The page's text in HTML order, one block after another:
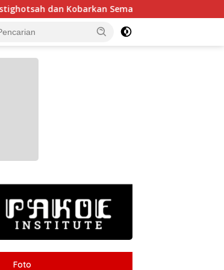
Kobarkan Semangat Nasionalisme Siswa
Foto